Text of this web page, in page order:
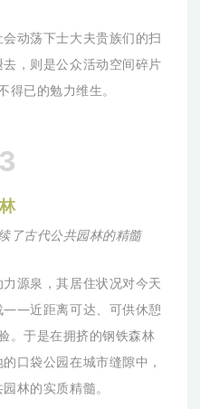
动荡下士大夫贵族们的扫
，则是公众活动空间碎片
得已的勉力维生。
林
了古代公共园林的精髓
源泉，其居住状况对今天
——近距离可达、可供休憩
。于是在拥挤的钢铁森林
口袋公园在城市缝隙中，
林的实质精髓。